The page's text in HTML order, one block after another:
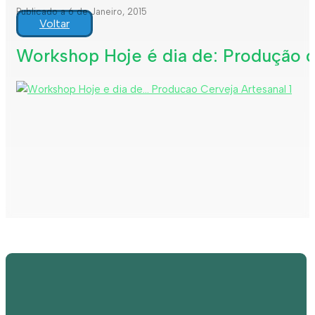
Publicado a 6 de Janeiro, 2015
Voltar
Workshop Hoje é dia de: Produção